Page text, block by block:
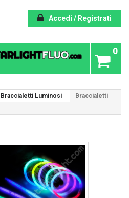
Accedi / Registrati
0
Braccialetti Luminosi
Braccialetti